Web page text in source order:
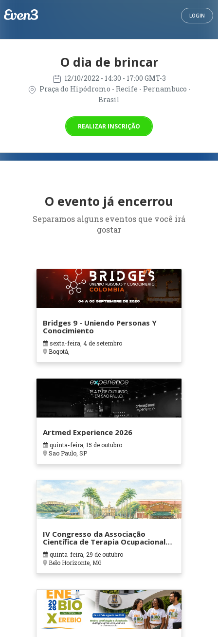
LOGIN
O dia de brincar
12/10/2022 - 14:30 - 17:00 GMT-3
Praça do Hipódromo - Recife - Pernambuco -
Brasil
REALIZAR INSCRIÇÃO
O evento já encerrou
Separamos alguns eventos que você irá
gostar
Bridges 9 - Uniendo Personas Y
Conocimiento
sexta-feira, 4 de setembro
Bogotá,
Artmed Experience 2026
quinta-feira, 15 de outubro
Sao Paulo, SP
IV Congresso da Associação
Científica de Terapia Ocupacional
em Contextos Hospitalares e
Cuidados Paliativos - ATOHOSP
quinta-feira, 29 de outubro
Belo Horizonte, MG